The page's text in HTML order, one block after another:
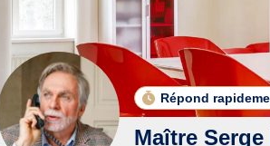
Répond
Maître Serge